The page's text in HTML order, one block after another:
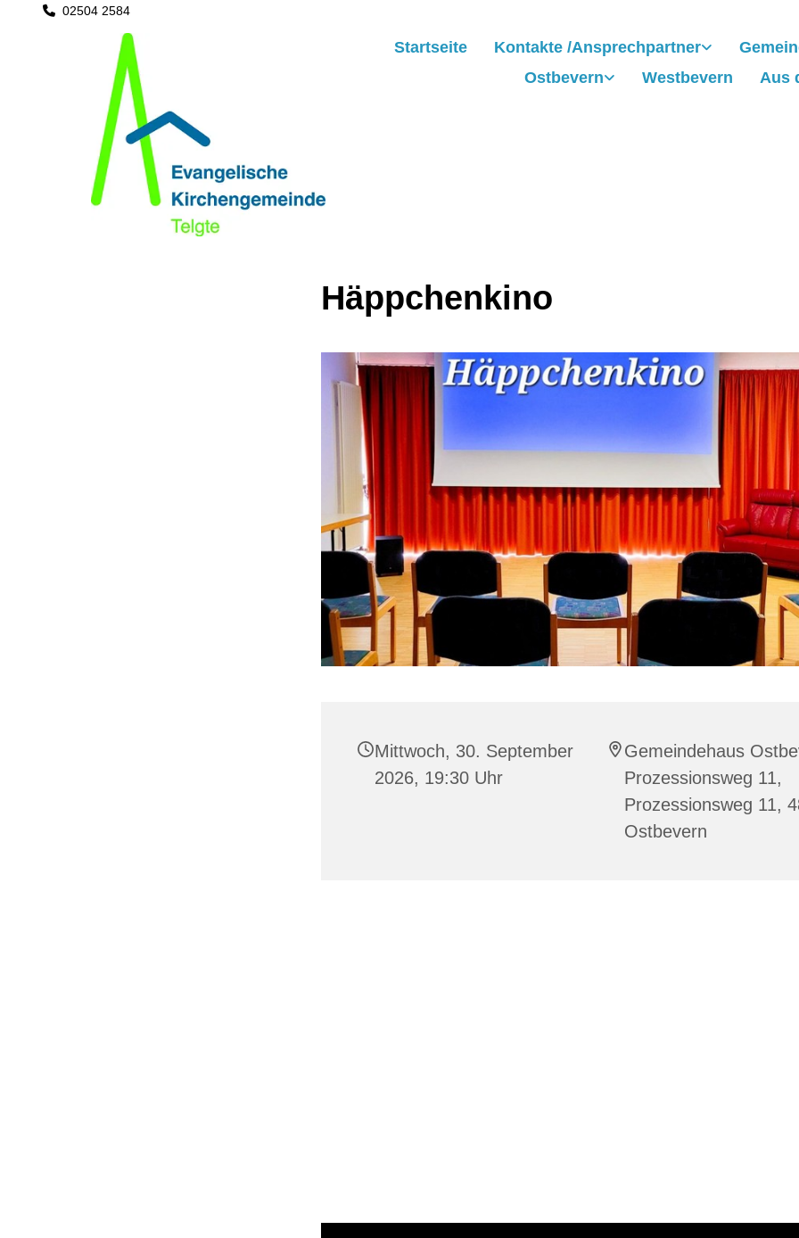
 02504 2584
Startseite Kontakte /Ansprechpartner
Ostbevern
Westbevern Aus
Häppchenkino
Mittwoch, 30. September
2026, 19:30 Uhr
Gemeindehaus
Prozessionsweg 11,
Prozessionsweg 11,
Ostbevern